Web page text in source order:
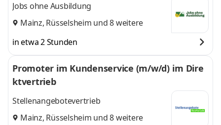
Jobs ohne Ausbildung
Mainz, Rüsselsheim und 8 weitere
in etwa 2 Stunden
Promoter im Kundenservice (m/w/d) im Dire
ktvertrieb
Stellenangebotevertrieb
Mainz, Rüsselsheim und 8 weitere